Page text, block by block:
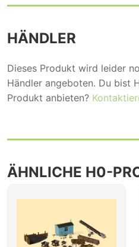
HÄNDLER
Dieses Produkt wird leider
Händler angeboten. Du bist
Produkt anbieten?
ÄHNLICHE H0-